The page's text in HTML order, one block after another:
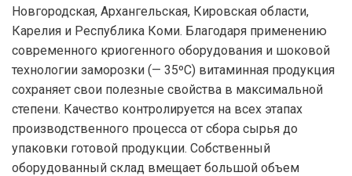
Новгородская, Архангельская, Кировская области,
Карелия и Республика Коми. Благодаря применению
современного криогенного оборудования и шоковой
технологии заморозки (— 35ºС) витаминная продукция
сохраняет свои полезные свойства в максимальной
степени. Качество контролируется на всех этапах
производственного процесса от сбора сырья до
упаковки готовой продукции. Собственный
оборудованный склад вмещает большой объем